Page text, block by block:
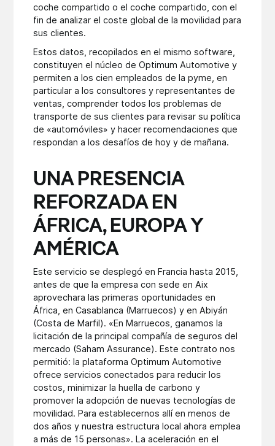
coche compartido o el coche compartido, con el
fin de analizar el coste global de la movilidad para
sus clientes.
Estos datos, recopilados en el mismo software,
constituyen el núcleo de Optimum Automotive y
permiten a los cien empleados de la pyme, en
particular a los consultores y representantes de
ventas, comprender todos los problemas de
transporte de sus clientes para revisar su política
de «automóviles» y hacer recomendaciones que
respondan a los desafíos de hoy y de mañana.
UNA PRESENCIA
REFORZADA EN
ÁFRICA, EUROPA Y
AMÉRICA
Este servicio se desplegó en Francia hasta 2015,
antes de que la empresa con sede en Aix
aprovechara las primeras oportunidades en
África, en Casablanca (Marruecos) y en Abiyán
(Costa de Marfil). «En Marruecos, ganamos la
licitación de la principal compañía de seguros del
mercado (Saham Assurance). Este contrato nos
permitió: la plataforma Optimum Automotive
ofrece servicios conectados para reducir los
costos, minimizar la huella de carbono y
promover la adopción de nuevas tecnologías de
movilidad. Para establecernos allí en menos de
dos años y nuestra estructura local ahora emplea
a más de 15 personas». La aceleración en el